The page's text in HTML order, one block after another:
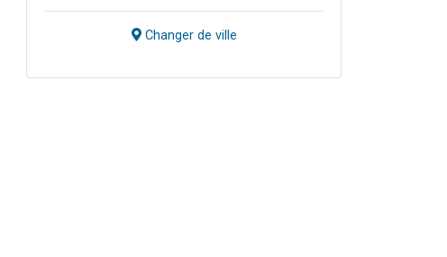
Changer de ville